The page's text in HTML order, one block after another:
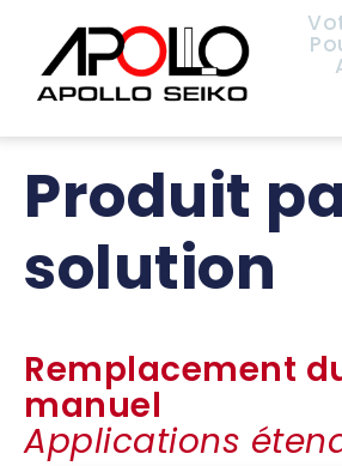
Produit
solution
Remplacement
manuel
Applications